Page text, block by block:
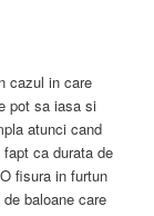
cazul in care
pot sa iasa si
atunci cand
ca durata de
fisura in furtun
baloane care